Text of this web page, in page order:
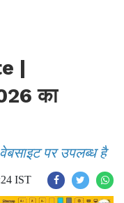
|
का
पर उपलब्ध है
IST